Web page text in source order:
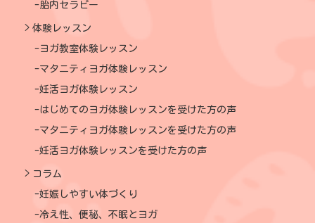
胎内セラピー
体験レッスン
ヨガ教室体験レッスン
マタニティヨガ体験レッスン
妊活ヨガ体験レッスン
はじめてのヨガ体験レッスンを受けた方の声
マタニティヨガ体験レッスンを受けた方の声
妊活ヨガ体験レッスンを受けた方の声
コラム
妊娠しやすい体づくり
冷え性、便秘、不眠とヨガ